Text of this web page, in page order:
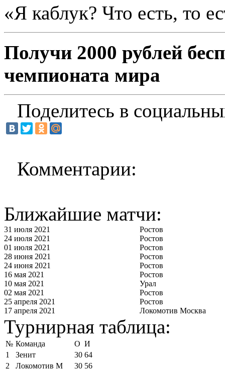
«Я каблук? Что есть, то
Получи 2000 рублей
чемпионата мира
Поделитесь в
Комментарии:
Ближайшие матчи:
31 июля 2021
Ростов
24 июля 2021
Ростов
01 июля 2021
Ростов
28 июня 2021
Ростов
24 июня 2021
Ростов
16 мая 2021
Ростов
10 мая 2021
Урал
02 мая 2021
Ростов
25 апреля 2021
Ростов
17 апреля 2021
Локомотив Москва
Турнирная таблица:
№ Команда О И
1
Зенит 30 64
2
Локомотив М 30 56